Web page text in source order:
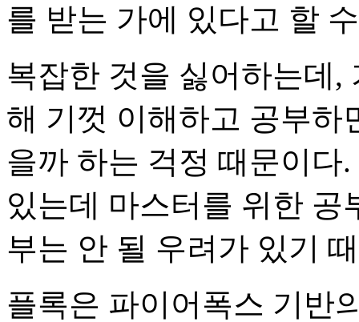
를 받는 가에 있다고 할
복잡한 것을 싫어하는데,
해 기껏 이해하고 공부하
을까 하는 걱정 때문이다
있는데 마스터를 위한 공
부는 안 될 우려가 있기
플록은 파이어폭스 기반